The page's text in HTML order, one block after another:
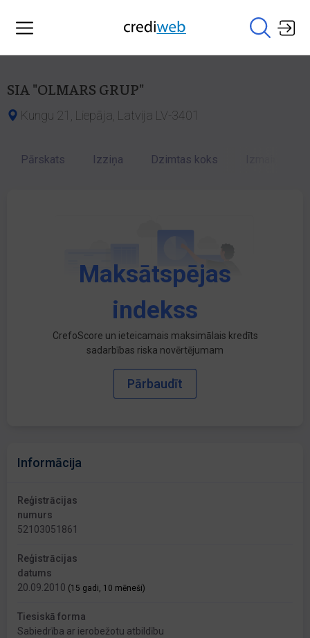
SIA "OLMARS GRUP"
Kungu 21, Liepāja, Latvija LV-3401
Pārskats Izziņa Dzimtas koks
Maksātspējas
indekss
CrefoScore un ieteicamais maksimālais kredīts
sadarbības riska novērtējumam
Pārbaudīt
Informācija
Reģistrācijas
numurs
52103051861
Reģistrācijas
datums
20.09.2010 (15 gadi, 10 mēneši)
Tiesiskā forma
Sabiedrība ar ierobežotu atbildību